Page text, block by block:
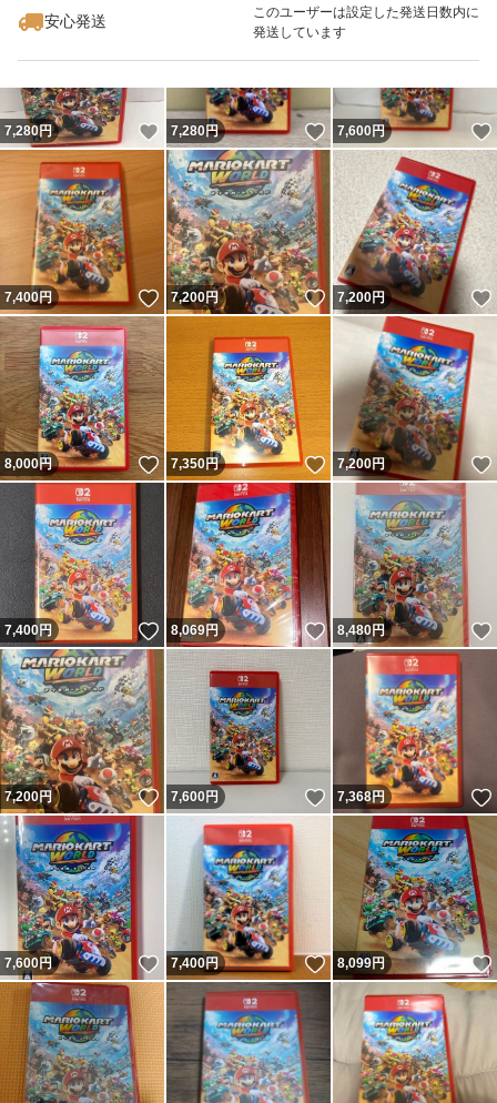
安心発送
このユーザーは設定した発送日数内に
発送しています
7,280円 いいね！
7,280円 いいね！
7,600円
7,400円 いいね！
7,200円 いいね！
7,200円
8,000円 いいね！
7,350円 いいね！
7,200円
7,400円 いいね！
8,069円 いいね！
8,480円
7,200円 いいね！
7,600円 いいね！
7,368円
7,600円 いいね！
7,400円 いいね！
8,099円